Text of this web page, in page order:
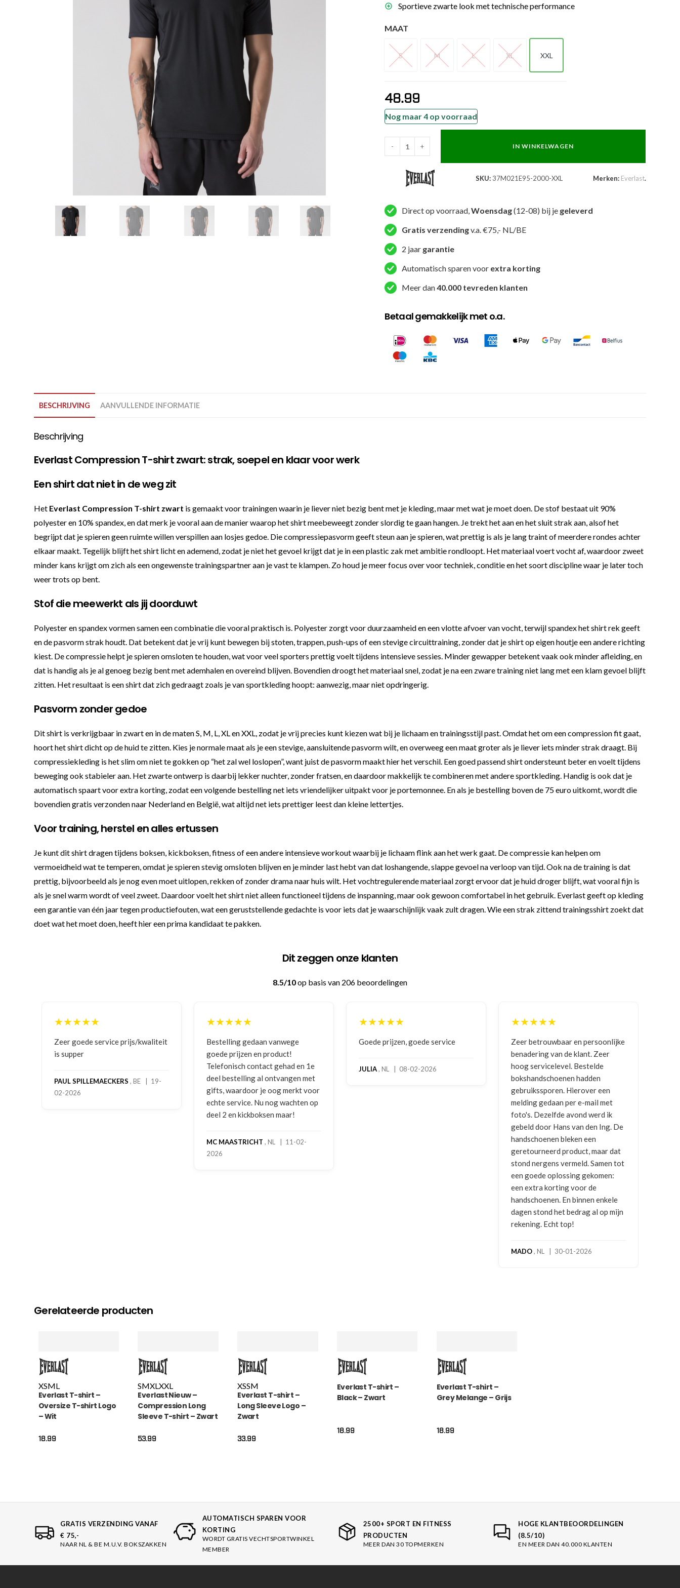
Trainingsartikelen
Bevestigingsmateriaal
Stoot- en trapkussens
Stootkussens en pads
Sportieve zwarte look met technische performance
MAAT
S
S
M
M
L
L
XL
XL
XXL
XXL
48.99
Nog maar 4 op voorraad
Everlast
Compression
-
Zwart
- + IN WINKELWAGEN
SKU: 37M021E95-2000-XXL Merken: Everlast.
Direct op voorraad,Woensdag(12-08) bij je geleverd
Gratis verzendingv.a. €75,- NL/BE
2 jaar garantie
Automatisch sparen voor extra korting
Meer dan40.000 tevreden klanten
Betaal gemakkelijk met o.a.
BESCHRIJVING AANVULLENDE INFORMATIE
Beschrijving
Everlast Compression T-shirt zwart: strak, soepel en klaar voor werk
Een shirt dat niet in de weg zit
Het Everlast Compression T-shirt zwart is gemaakt voor trainingen waarin je liever niet bezig bent met je kleding, maar met wat je moet doen. De stof bestaat uit 90%
polyester en 10% spandex, en dat merk je vooral aan de manier waarop het shirt meebeweegt zonder slordig te gaan hangen. Je trekt het aan en het sluit strak aan, alsof het
begrijpt dat je spieren geen ruimte willen verspillen aan losjes gedoe. Die compressiepasvorm geeft steun aan je spieren, wat prettig is als je lang traint of meerdere rondes achter
elkaar maakt. Tegelijk blijft het shirt licht en ademend, zodat je niet het gevoel krijgt dat je in een plastic zak met ambitie rondloopt. Het materiaal voert vocht af, waardoor zweet
minder kans krijgt om zich als een ongewenste trainingspartner aan je vast te klampen. Zo houd je meer focus over voor techniek, conditie en het soort discipline waar je later toch
weer trots op bent.
Stof die meewerkt als jij doorduwt
Polyester en spandex vormen samen een combinatie die vooral praktisch is. Polyester zorgt voor duurzaamheid en een vlotte afvoer van vocht, terwijl spandex het shirt rek geeft
en de pasvorm strak houdt. Dat betekent dat je vrij kunt bewegen bij stoten, trappen, push-ups of een stevige circuittraining, zonder dat je shirt op eigen houtje een andere richting
kiest. De compressie helpt je spieren omsloten te houden, wat voor veel sporters prettig voelt tijdens intensieve sessies. Minder gewapper betekent vaak ook minder afleiding, en
dat is handig als je al genoeg bezig bent met ademhalen en overeind blijven. Bovendien droogt het materiaal snel, zodat je na een zware training niet lang met een klam gevoel blijft
zitten. Het resultaat is een shirt dat zich gedraagt zoals je van sportkleding hoopt: aanwezig, maar niet opdringerig.
Pasvorm zonder gedoe
Dit shirt is verkrijgbaar in zwart en in de maten S, M, L, XL en XXL, zodat je vrij precies kunt kiezen wat bij je lichaam en trainingsstijl past. Omdat het om een compression fit gaat,
hoort het shirt dicht op de huid te zitten. Kies je normale maat als je een stevige, aansluitende pasvorm wilt, en overweeg een maat groter als je liever iets minder strak draagt. Bij
compressiekleding is het slim om niet te gokken op “het zal wel loslopen”, want juist de pasvorm maakt hier het verschil. Een goed passend shirt ondersteunt beter en voelt tijdens
beweging ook stabieler aan. Het zwarte ontwerp is daarbij lekker nuchter, zonder fratsen, en daardoor makkelijk te combineren met andere sportkleding. Handig is ook dat je
automatisch spaart voor extra korting, zodat een volgende bestelling net iets vriendelijker uitpakt voor je portemonnee. En als je bestelling boven de 75 euro uitkomt, wordt die
bovendien gratis verzonden naar Nederland en België, wat altijd net iets prettiger leest dan kleine lettertjes.
Voor training, herstel en alles ertussen
Je kunt dit shirt dragen tijdens boksen, kickboksen, fitness of een andere intensieve workout waarbij je lichaam flink aan het werk gaat. De compressie kan helpen om
vermoeidheid wat te temperen, omdat je spieren stevig omsloten blijven en je minder last hebt van dat loshangende, slappe gevoel na verloop van tijd. Ook na de training is dat
prettig, bijvoorbeeld als je nog even moet uitlopen, rekken of zonder drama naar huis wilt. Het vochtregulerende materiaal zorgt ervoor dat je huid droger blijft, wat vooral fijn is
als je snel warm wordt of veel zweet. Daardoor voelt het shirt niet alleen functioneel tijdens de inspanning, maar ook gewoon comfortabel in het gebruik. Everlast geeft op kleding
een garantie van één jaar tegen productiefouten, wat een geruststellende gedachte is voor iets dat je waarschijnlijk vaak zult dragen. Wie een strak zittend trainingsshirt zoekt dat
doet wat het moet doen, heeft hier een prima kandidaat te pakken.
Dit zeggen onze klanten
8.5/10op basis van 206 beoordelingen
service prijs/kwaliteit
, BE | 19-
Bestelling gedaan vanwege
goede prijzen en product!
Telefonisch contact gehad en 1e
deel bestelling al ontvangen met
gifts, waardoor je oog merkt voor
echte service. Nu nog wachten op
deel 2 en kickboksen maar!
, NL | 11-02-
Goede prijzen, goede service
JULIA , NL | 08-02-2026
Zeer betrouwbaar en persoonlijke
benadering van de klant. Zeer
hoog servicelevel. Bestelde
bokshandschoenen hadden
gebruikssporen. Hierover een
melding gedaan per e-mail met
foto's. Dezelfde avond werd ik
gebeld door Hans van den Ing. De
handschoenen bleken een
geretourneerd product, maar dat
stond nergens vermeld. Samen tot
een goede oplossing gekomen:
een extra korting voor de
handschoenen. En binnen enkele
dagen stond het bedrag al op mijn
, NL | 30-01-2026
Goede communicatie,
ontvangen
NICO VERMUNICHT
2026
Gerelateerde producten
XSML
Everlast T-shirt –
Oversize T-shirt Logo
– Wit
18.99
SMXLXXL
Everlast Nieuw –
Compression Long
Sleeve T-shirt – Zwart
53.99
XSSM
Everlast T-shirt –
Long Sleeve Logo –
Zwart
33.99
Everlast T-shirt –
Black – Zwart
18.99
Everlast T-shirt –
Grey Melange – Grijs
18.99
GRATIS VERZENDING VANAF
€ 75,-
NAAR NL & BE M.U.V. BOKSZAKKEN
AUTOMATISCH SPAREN VOOR
KORTING
WORDT GRATIS VECHTSPORTWINKEL
MEMBER
2500+ SPORT EN FITNESS
PRODUCTEN
MEER DAN 30 TOPMERKEN
HOGE KLANTBEOORDELINGEN
(8.5/10)
EN MEER DAN 40.000 KLANTEN